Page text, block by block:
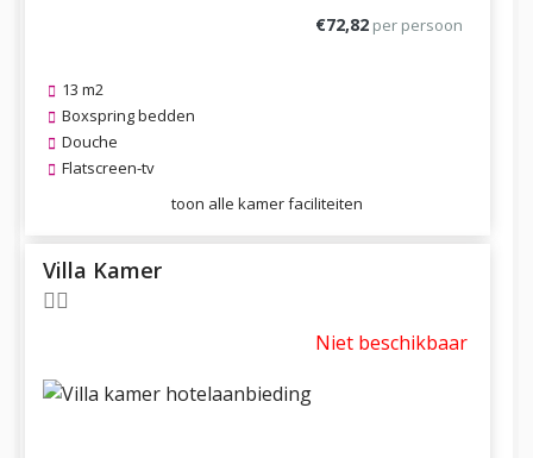
€72,82 per persoon
13 m2
Boxspring bedden
Douche
Flatscreen-tv
toon alle kamer faciliteiten
Villa Kamer
Niet beschikbaar